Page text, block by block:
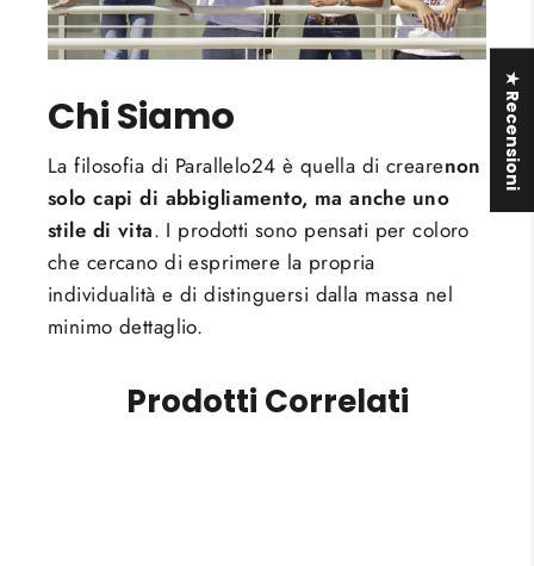
Chi Siamo
La filosofia di Parallelo24 è quella di crearenon
solo capi di abbigliamento, ma anche uno
stile di vita. I prodotti sono pensati per coloro
che cercano di esprimere la propria
individualità e di distinguersi dalla massa nel
minimo dettaglio.
Prodotti Correlati
★ Recensioni